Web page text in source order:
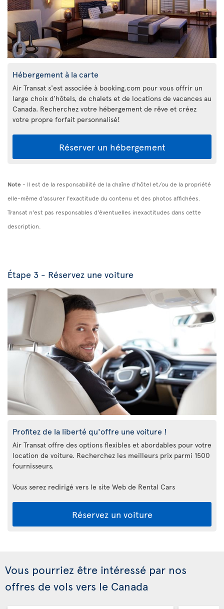
Hébergement à la carte
Air Transat s'est associée à booking.com pour vous offrir un
large choix d'hôtels, de chalets et de locations de vacances au
Canada. Recherchez votre hébergement de rêve et créez
votre propre forfait personnalisé!
Réserver un hébergement
Note - Il est de la responsabilité de la chaîne d'hôtel et/ou de la propriété
elle-même d'assurer l'exactitude du contenu et des photos affichées.
Transat n'est pas responsables d'éventuelles inexactitudes dans cette
description.
Étape 3 - Réservez une voiture
Profitez de la liberté qu'offre une voiture !
Air Transat offre des options flexibles et abordables pour votre
location de voiture. Recherchez les meilleurs prix parmi 1500
fournisseurs.
Vous serez redirigé vers le site Web de Rental Cars
Réservez un voiture
Vous pourriez être intéressé par nos
offres de vols vers le Canada